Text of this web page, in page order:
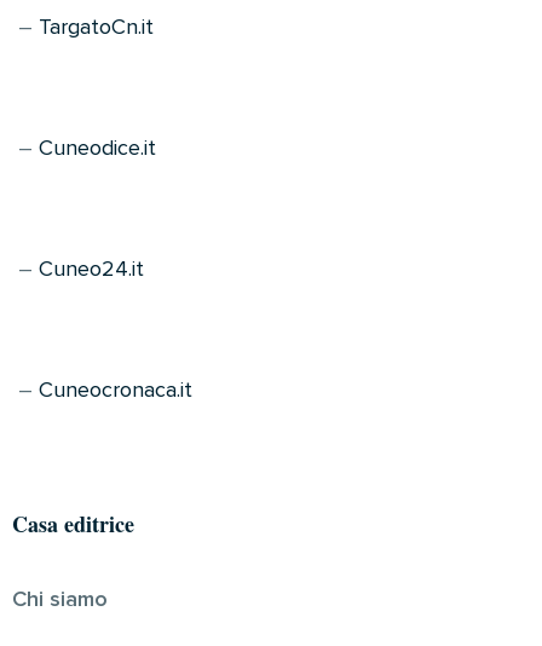
– TargatoCn.it
– Cuneodice.it
– Cuneo24.it
– Cuneocronaca.it
Casa editrice
Chi siamo